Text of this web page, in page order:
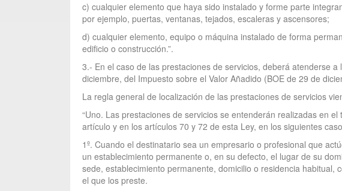
c) cualquier elemento que haya sido instalado y forme parte
por ejemplo, puertas, ventanas, tejados, escaleras y ascensores;
d) cualquier elemento, equipo o máquina instalado de forma
edificio o construcción.”.
3.- En el caso de las prestaciones de servicios, deberá atenderse
diciembre, del Impuesto sobre el Valor Añadido (BOE de 29 de
La regla general de localización de las prestaciones de servicios
“Uno. Las prestaciones de servicios se entenderán realizadas en
artículo y en los artículos 70 y 72 de esta Ley, en los siguientes
1º. Cuando el destinatario sea un empresario o profesional que
un establecimiento permanente o, en su defecto, el lugar de su
sede, establecimiento permanente, domicilio o residencia
el que los preste.